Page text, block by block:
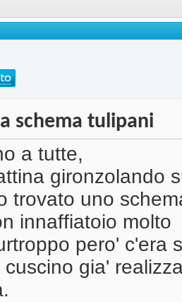
schema tulipani
a tutte,
gironzolando
trovato uno
innaffiatoio molto
pero' c'era
cuscino gia'